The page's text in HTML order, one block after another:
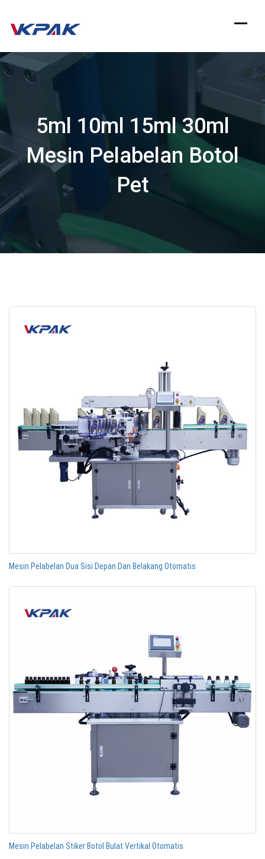
Langsung
ke
5ml 10ml 15ml 30ml
Mesin Pelabelan Botol
Pet
Mesin Pelabelan Dua Sisi Depan Dan Belakang Otomatis
Mesin Pelabelan Stiker Botol Bulat Vertikal Otomatis